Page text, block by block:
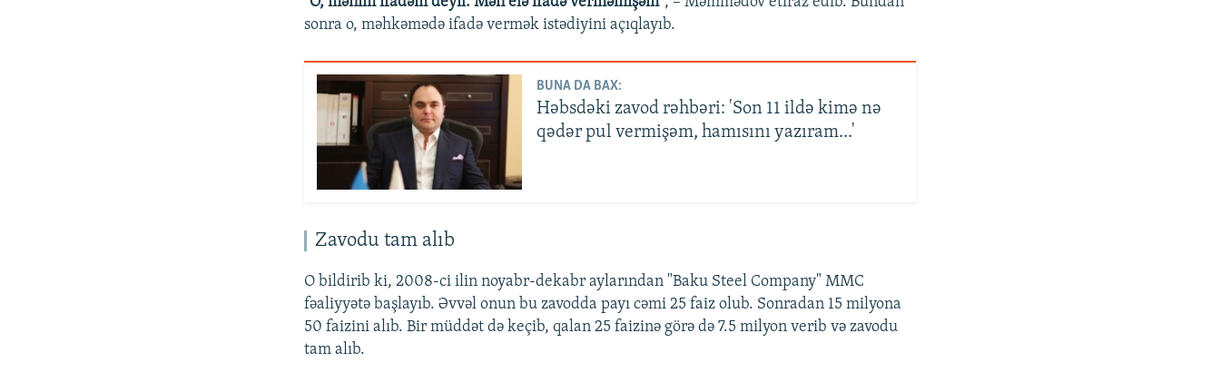
sonra o, məhkəmədə ifadə vermək istədiyini açıqlayıb.
BUNA DA BAX:
Həbsdəki zavod rəhbəri: 'Son 11 ildə kimə nə
qədər pul vermişəm, hamısını yazıram...'
Zavodu tam alıb
O bildirib ki, 2008-ci ilin noyabr-dekabr aylarından "Baku Steel Company" MMC
fəaliyyətə başlayıb. Əvvəl onun bu zavodda payı cəmi 25 faiz olub. Sonradan 15 milyona
50 faizini alıb. Bir müddət də keçib, qalan 25 faizinə görə də 7.5 milyon verib və zavodu
tam alıb.